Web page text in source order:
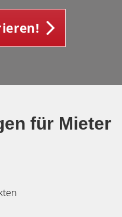
für Mieter